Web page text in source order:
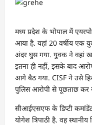
मध्य प्रदेश के भोपाल में
आया है. यहां 20 वर्षीय एक
अंदर घुस गया. युवक ने वहां
इतना ही नहीं, इसके बाद
आगे बैठ गया. CISF ने उसे
पुलिस आरोपी से पूछताछ कर
सीआईएसएफ के डिप्टी कमांडेंट
योगेश त्रिपाठी है. वह